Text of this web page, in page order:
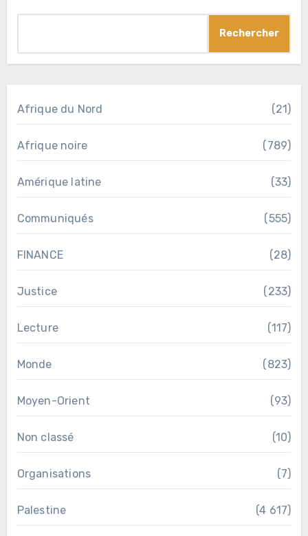
Rechercher
Afrique du Nord (21)
Afrique noire (789)
Amérique latine (33)
Communiqués (555)
FINANCE (28)
Justice (233)
Lecture (117)
Monde (823)
Moyen-Orient (93)
Non classé (10)
Organisations (7)
Palestine (4 617)